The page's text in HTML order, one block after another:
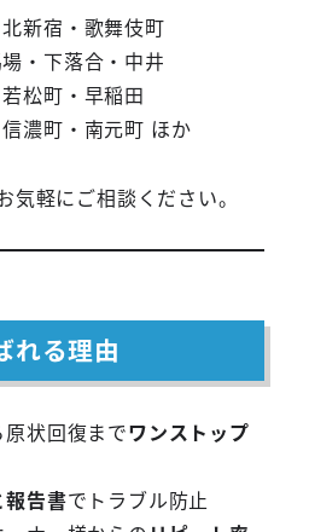
新宿・歌舞伎町
・下落合・中井
松町・早稲田
濃町・南元町 ほか
気軽にご相談ください。
れる理由
状回復までワンストップ
告書でトラブル防止